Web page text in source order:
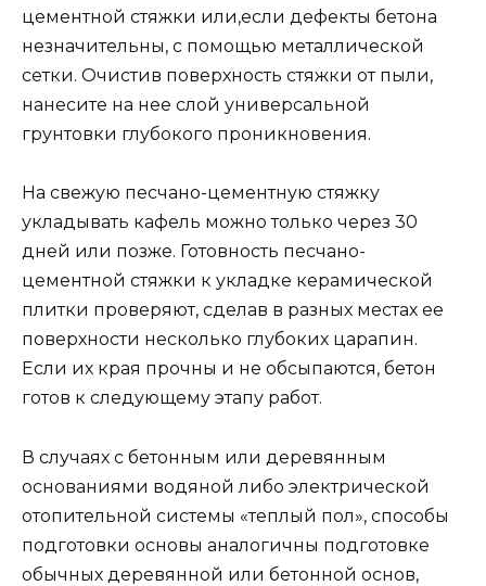
цементной стяжки или,если дефекты бетона
незначительны, с помощью металлической
сетки. Очистив поверхность стяжки от пыли,
нанесите на нее слой универсальной
грунтовки глубокого проникновения.
На свежую песчано-цементную стяжку
укладывать кафель можно только через 30
дней или позже. Готовность песчано-
цементной стяжки к укладке керамической
плитки проверяют, сделав в разных местах ее
поверхности несколько глубоких царапин.
Если их края прочны и не обсыпаются, бетон
готов к следующему этапу работ.
В случаях с бетонным или деревянным
основаниями водяной либо электрической
отопительной системы «теплый пол», способы
подготовки основы аналогичны подготовке
обычных деревянной или бетонной основ,